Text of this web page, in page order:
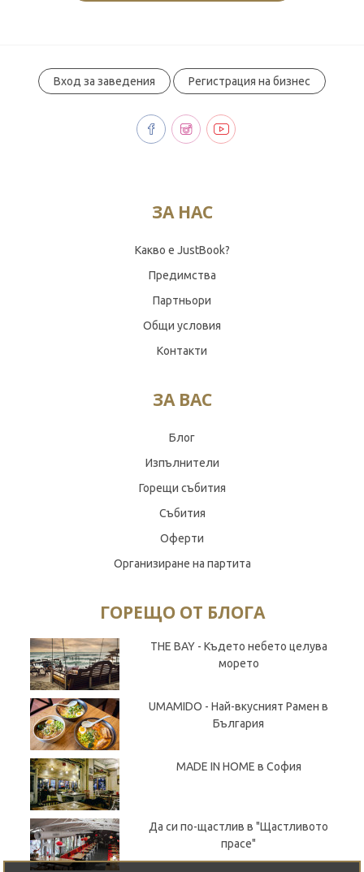
Вход за заведения Регистрация на бизнес
ЗА НАС
Какво е JustBook?
Предимства
Партньори
Общи условия
Контакти
ЗА ВАС
Блог
Изпълнители
Горещи събития
Събития
Оферти
Организиране на партита
ГОРЕЩО ОТ БЛОГА
THE BAY - Където небето целува
морето
UMAMIDO - Най-вкусният Рамен в
България
MADE IN HOME в София
Да си по-щастлив в "Щастливото
прасе"